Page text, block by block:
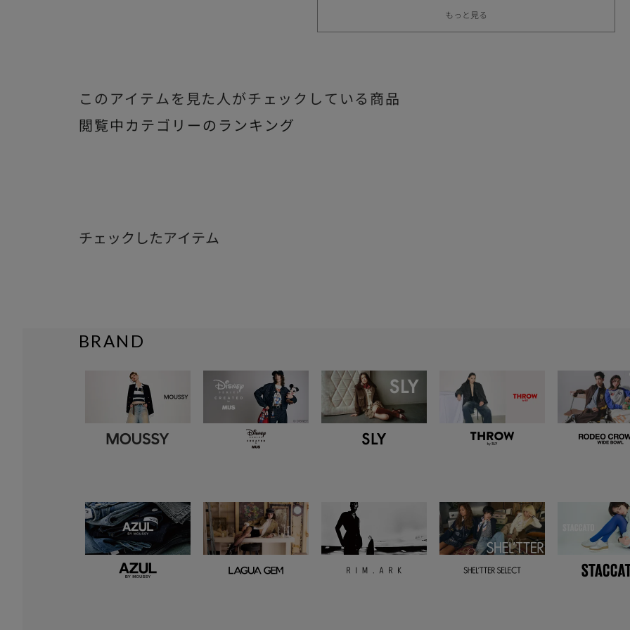
もっと見る
このアイテムを見た人がチェックしている商品
閲覧中カテゴリーのランキング
チェックしたアイテム
BRAND